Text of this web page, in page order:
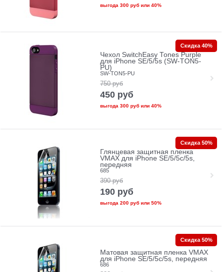
выгода 300 рубили 40%
Чехол SwitchEasy Tones Purple
для iPhone SE/5/5s (SW-TON5-
PU)
SW-TON5-PU
750 руб
450 руб
выгода 300 рубили 40%
Скидка 40%
Глянцевая защитная пленка
VMAX для iPhone SE/5/5c/5s,
передняя
685
390 руб
190 руб
выгода 200 рубили 50%
Скидка 50%
Матовая защитная пленка VMAX
для iPhone SE/5/5c/5s, передняя
686
Скидка 50%